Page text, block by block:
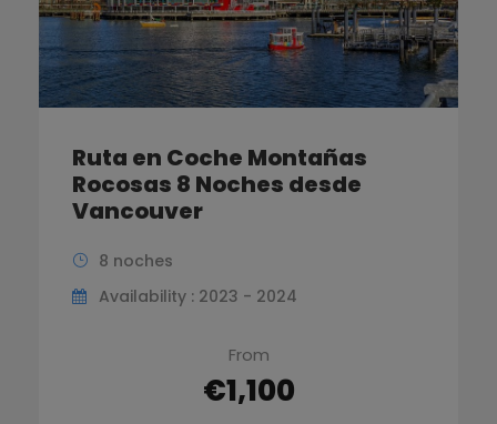
Ruta en Coche Montañas
Rocosas 8 Noches desde
Vancouver
8 noches
Availability : 2023 - 2024
From
€1,100